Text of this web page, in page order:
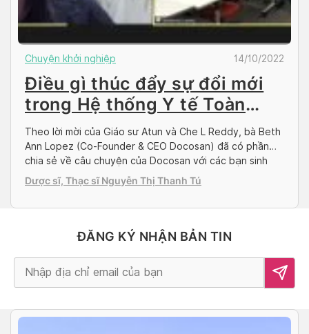
Chuyện khởi nghiệp 14/10/2022
Điều gì thúc đẩy sự đổi mới
trong Hệ thống Y tế Toàn
cầu?
Theo lời mời của Giáo sư Atun và Che L Reddy, bà Beth
Ann Lopez (Co-Founder & CEO Docosan) đã có phần
chia sẻ về câu chuyện của Docosan với các bạn sinh
viên tại Harvard T.H. Chan School of Public Health
trong chủ đề “Đổi mới & Hệ thống Y tế toàn cầu“ Tôi […]
Dược sĩ, Thạc sĩ Nguyễn Thị Thanh Tú
ĐĂNG KÝ NHẬN BẢN TIN